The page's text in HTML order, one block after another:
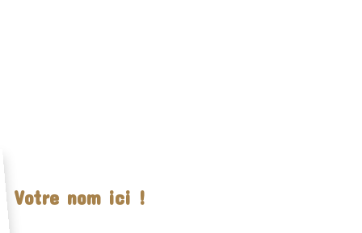
Votre nom ici !